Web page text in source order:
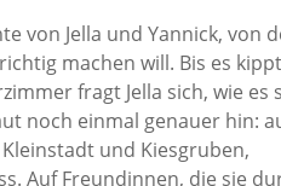
von Jella und Yannick, von
machen will. Bis es
fragt Jella sich, wie es
noch einmal genauer hin:
und Kiesgruben,
Auf Freundinnen, die sie